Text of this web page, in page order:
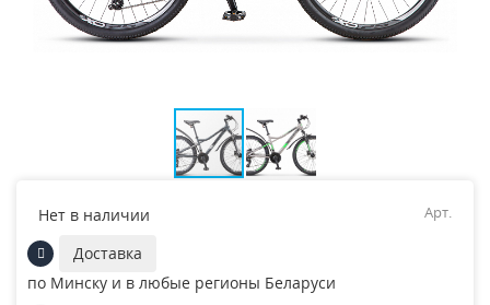
Нет в наличии Арт.
Доставка
по Минску и в любые регионы Беларуси